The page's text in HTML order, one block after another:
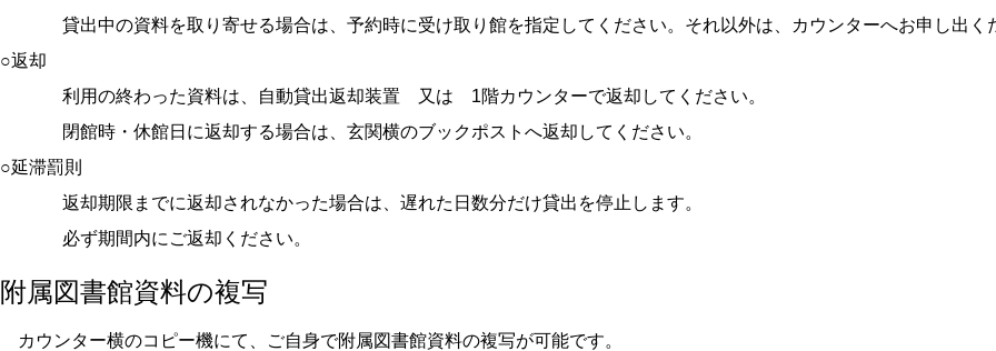
貸出中の資料を取り寄せる場合は、予約時に受け取り館を指定してください。それ以外は、カウンターへお申し出く
○返却
利用の終わった資料は、自動貸出返却装置 又は 1階カウンターで返却してください。
閉館時・休館日に返却する場合は、玄関横のブックポストへ返却してください。
○延滞罰則
返却期限までに返却されなかった場合は、遅れた日数分だけ貸出を停止します。
必ず期間内にご返却ください。
附属図書館資料の複写
カウンター横のコピー機にて、ご自身で附属図書館資料の複写が可能です。